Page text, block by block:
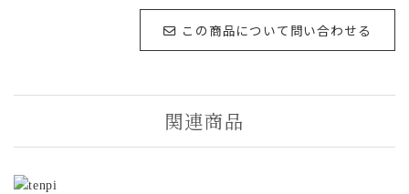
この商品について問い合わせる
関連商品